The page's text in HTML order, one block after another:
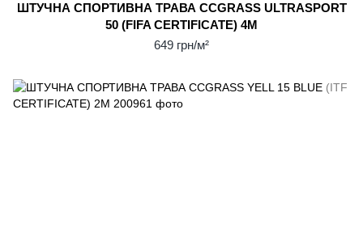
ШТУЧНА СПОРТИВНА ТРАВА CCGRASS ULTRASPORT
50 (FIFA CERTIFICATE) 4М
649 грн/м²